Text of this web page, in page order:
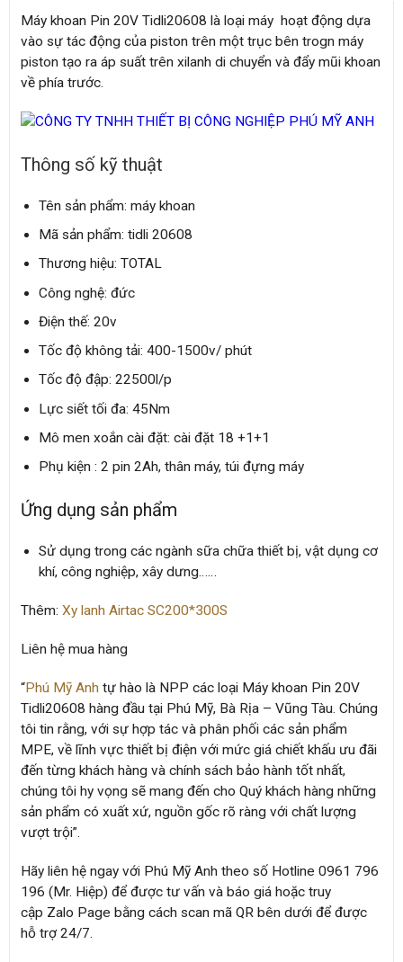
Máy khoan Pin 20V Tidli20608 là loại máy hoạt động dựa
vào sự tác động của piston trên một trục bên trogn máy
piston tạo ra áp suất trên xilanh di chuyển và đẩy mũi khoan
về phía trước.
Thông số kỹ thuật
Tên sản phẩm: máy khoan
Mã sản phẩm: tidli 20608
Thương hiệu: TOTAL
Công nghệ: đức
Điện thế: 20v
Tốc độ không tải: 400-1500v/ phút
Tốc độ đập: 22500l/p
Lực siết tối đa: 45Nm
Mô men xoắn cài đặt: cài đặt 18 +1+1
Phụ kiện : 2 pin 2Ah, thân máy, túi đựng máy
Ứng dụng sản phẩm
Sử dụng trong các ngành sữa chữa thiết bị, vật dụng cơ
khí, công nghiệp, xây dưng……
Thêm: Xy lanh Airtac SC200*300S
Liên hệ mua hàng
“Phú Mỹ Anh tự hào là NPP các loại Máy khoan Pin 20V
Tidli20608 hàng đầu tại Phú Mỹ, Bà Rịa – Vũng Tàu. Chúng
tôi tin rằng, với sự hợp tác và phân phối các sản phẩm
MPE, về lĩnh vực thiết bị điện với mức giá chiết khấu ưu đãi
đến từng khách hàng và chính sách bảo hành tốt nhất,
chúng tôi hy vọng sẽ mang đến cho Quý khách hàng những
sản phẩm có xuất xứ, nguồn gốc rõ ràng với chất lượng
vượt trội”.
Hãy liên hệ ngay với Phú Mỹ Anh theo số Hotline 0961 796
196 (Mr. Hiệp) để được tư vấn và báo giá hoặc truy
cập Zalo Page bằng cách scan mã QR bên dưới để được
hỗ trợ 24/7.